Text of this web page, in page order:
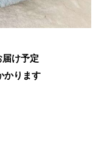
け予定
かります